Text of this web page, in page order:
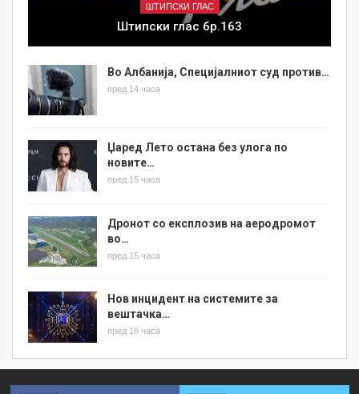
ШТИПСКИ ГЛАС
Штипски глас бр.163
Во Албанија, Специјалниот суд против…
пред 14 часа
Џаред Лето остана без улога по
новите…
пред 15 часа
Дронот со експлозив на аеродромот
во…
пред 15 часа
Нов инцидент на системите за
вештачка…
пред 16 часа